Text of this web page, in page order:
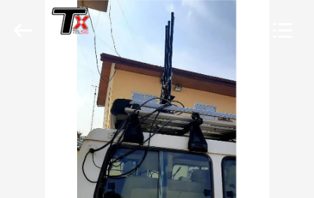
PRODUCTEN
ONGEVEER